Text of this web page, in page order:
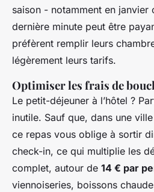
saison - notamment en janvier
dernière minute peut être
préfèrent remplir leurs
légèrement leurs tarifs.
Optimiser les frais de
Le petit-déjeuner à l’hôtel ?
inutile. Sauf que, dans une
ce repas vous oblige à sortir
check-in, ce qui multiplie les
complet, autour de 14 € par
viennoiseries, boissons